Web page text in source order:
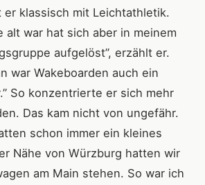
er klassisch mit Leichtathletik.
alt war hat sich aber in meinem
aufgelöst”, erzählt er.
war Wakeboarden auch ein
So konzentrierte er sich mehr
Das kam nicht von ungefähr.
schon immer ein kleines
Nähe von Würzburg hatten wir
am Main stehen. So war ich